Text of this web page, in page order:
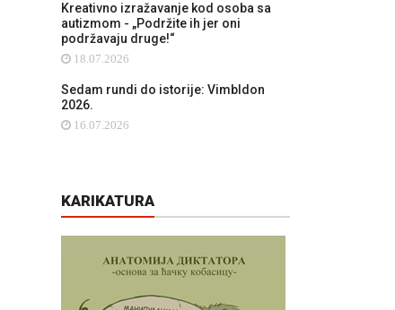
Kreativno izražavanje kod osoba sa
autizmom - „Podržite ih jer oni
podržavaju druge!“
18.07.2026
Sedam rundi do istorije: Vimbldon
2026.
16.07.2026
KARIKATURA